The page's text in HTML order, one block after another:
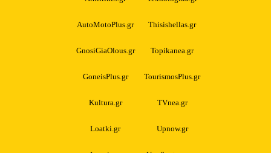
AutoMotoPlus.gr Thisishellas.gr
GnosiGiaOlous.gr Topikanea.gr
GoneisPlus.gr TourismosPlus.gr
Kultura.gr TVnea.gr
Loatki.gr Upnow.gr